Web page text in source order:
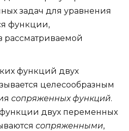
задач для уравнения
функции,
функций двух
целесообразным
сопряженных функций.
двух переменных
сопряженными,